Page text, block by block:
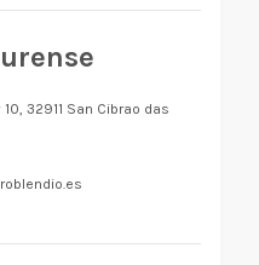
32911 San Cibrao das